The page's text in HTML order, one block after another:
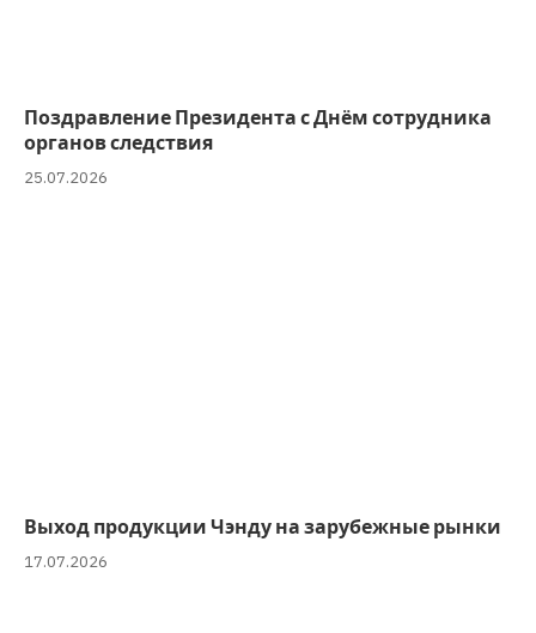
Поздравление Президента с Днём сотрудника
органов следствия
25.07.2026
Выход продукции Чэнду на зарубежные рынки
17.07.2026